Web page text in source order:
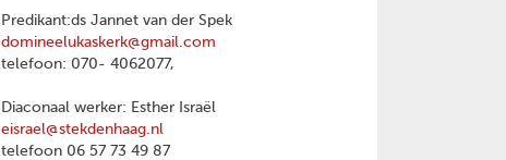
Predikant:ds Jannet van der Spek
domineelukaskerk@gmail.com
telefoon: 070- 4062077,
Diaconaal werker: Esther Israël
eisrael@stekdenhaag.nl
telefoon 06 57 73 49 87